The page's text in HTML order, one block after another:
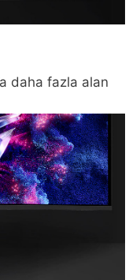
daha fazla alan